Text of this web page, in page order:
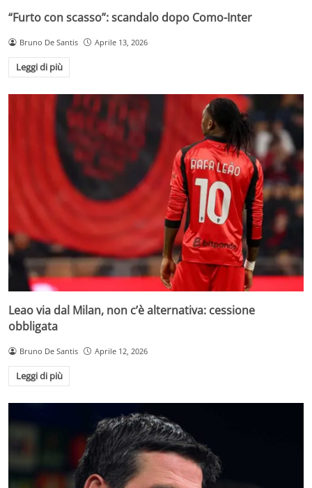
“Furto con scasso”: scandalo dopo Como-Inter
Bruno De Santis Aprile 13, 2026
Leggi di più
Leao via dal Milan, non c’è alternativa: cessione
obbligata
Bruno De Santis Aprile 12, 2026
Leggi di più